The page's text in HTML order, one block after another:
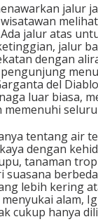
jalur
jalur atas
jalur
dengan
del
luar biasa,
memenuhi
tentang air
dengan
tanaman
suasana
lebih kering
alam,
cukup hanya